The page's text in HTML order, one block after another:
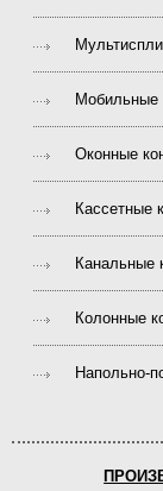
Мобильные
Оконные
Кассетные
Канальные
Колонные
Напольно-